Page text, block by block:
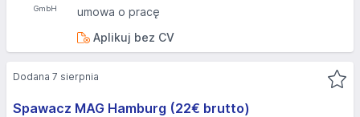
umowa o pracę
Aplikuj bez CV
Spawacz MAG Hamburg (22€ brutto)
Dodana 7 sierpnia